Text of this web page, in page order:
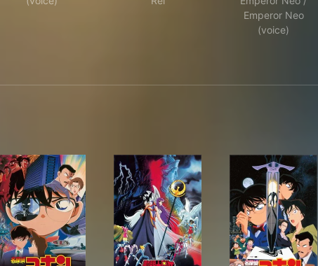
Emperor Neo
(voice)